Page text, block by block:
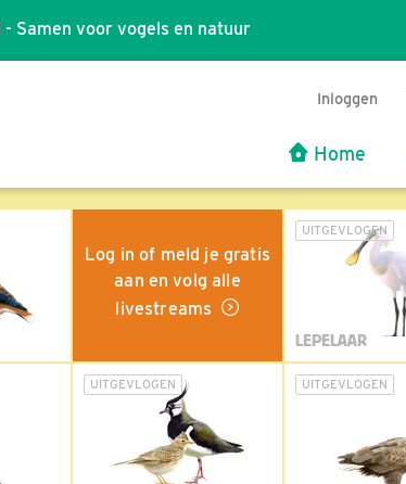
- Samen voor vogels en natuur
Inloggen
Home
Log in of meld je gratis
aan en volg alle
livestreams
UITGEVLOGEN
LEPELAAR
UITGEVLOGEN UITGEVLOGEN